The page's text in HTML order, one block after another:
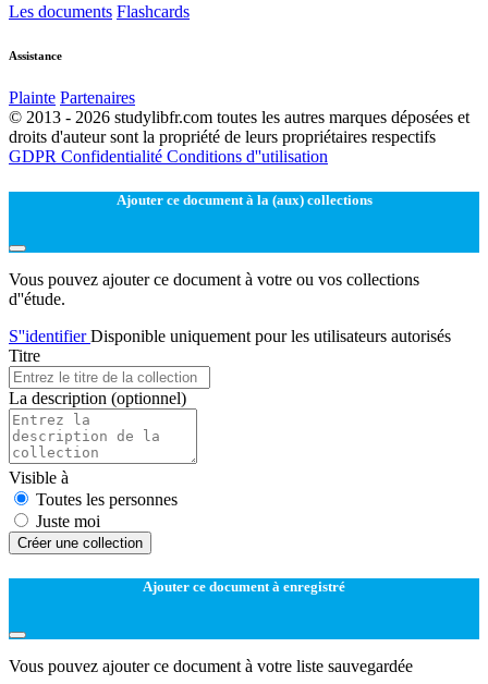
Les documents Flashcards
Assistance
Plainte Partenaires
© 2013 - 2026 studylibfr.com toutes les autres marques déposées et
droits d'auteur sont la propriété de leurs propriétaires respectifs
GDPR Confidentialité Conditions d''utilisation
Ajouter ce document à la (aux) collections
Vous pouvez ajouter ce document à votre ou vos collections
d''étude.
S''identifierDisponible uniquement pour les utilisateurs autorisés
Titre
La description (optionnel)
Visible à
Toutes les personnes
Juste moi
Créer une collection
Ajouter ce document à enregistré
Vous pouvez ajouter ce document à votre liste sauvegardée